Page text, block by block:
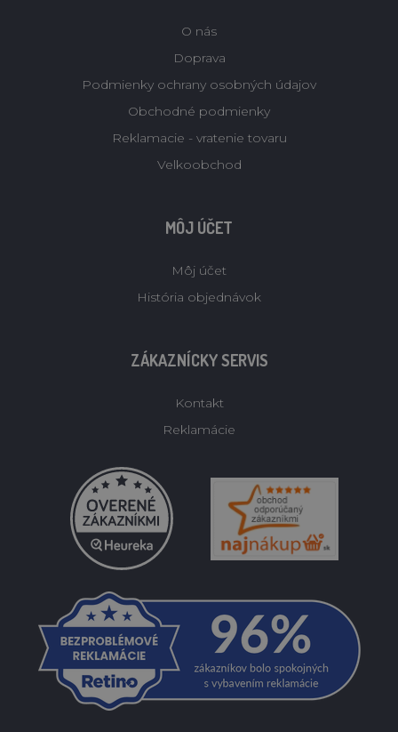
O nás
Doprava
Podmienky ochrany osobných údajov
Obchodné podmienky
Reklamacie - vratenie tovaru
Velkoobchod
MÔJ ÚČET
Môj účet
História objednávok
ZÁKAZNÍCKY SERVIS
Kontakt
Reklamácie